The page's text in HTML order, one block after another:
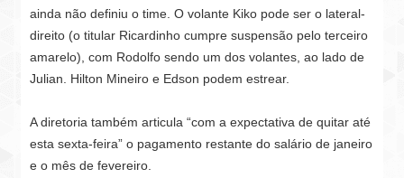
ainda não definiu o time. O volante Kiko pode ser o lateral-
direito (o titular Ricardinho cumpre suspensão pelo terceiro
amarelo), com Rodolfo sendo um dos volantes, ao lado de
Julian. Hilton Mineiro e Edson podem estrear.
A diretoria também articula “com a expectativa de quitar até
esta sexta-feira” o pagamento restante do salário de janeiro
e o mês de fevereiro.